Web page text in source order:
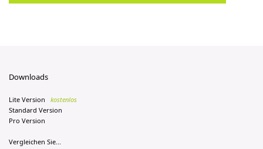
Downloads
Lite Version
kostenlos
Standard Version
Pro Version
Vergleichen Sie...